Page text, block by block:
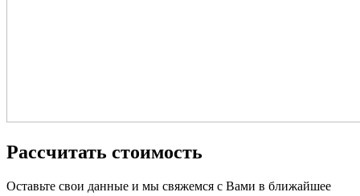
Рассчитать стоимость
Оставьте свои данные и мы свяжемся с Вами в ближайшее